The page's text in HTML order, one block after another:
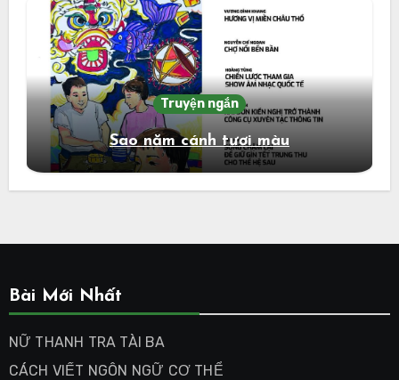
Truyện ngắn
Sao năm cánh tươi màu
Bài Mới Nhất
NỮ THANH TRA TÀI BA
CÁCH VIẾT NGÔN NGỮ CƠ THỂ